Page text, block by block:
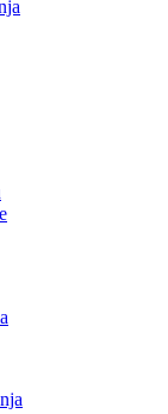
mlade, nauku,